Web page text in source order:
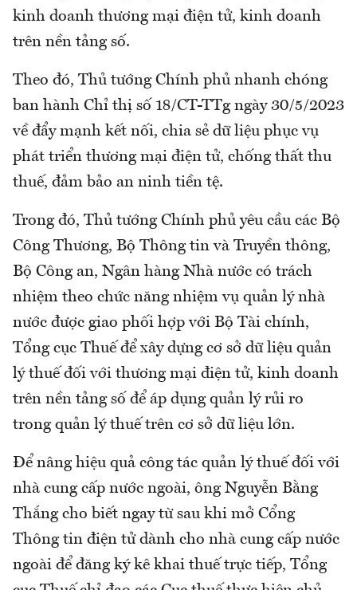
kinh doanh thương mại điện tử, kinh doanh
trên nền tảng số.
Theo đó, Thủ tướng Chính phủ nhanh chóng
ban hành Chỉ thị số 18/CT-TTg ngày 30/5/2023
về đẩy mạnh kết nối, chia sẻ dữ liệu phục vụ
phát triển thương mại điện tử, chống thất thu
thuế, đảm bảo an ninh tiền tệ.
Trong đó, Thủ tướng Chính phủ yêu cầu các Bộ
Công Thương, Bộ Thông tin và Truyền thông,
Bộ Công an, Ngân hàng Nhà nước có trách
nhiệm theo chức năng nhiệm vụ quản lý nhà
nước được giao phối hợp với Bộ Tài chính,
Tổng cục Thuế để xây dựng cơ sở dữ liệu quản
lý thuế đối với thương mại điện tử, kinh doanh
trên nền tảng số để áp dụng quản lý rủi ro
trong quản lý thuế trên cơ sở dữ liệu lớn.
Để nâng hiệu quả công tác quản lý thuế đối với
nhà cung cấp nước ngoài, ông Nguyễn Bằng
Thắng cho biết ngay từ sau khi mở Cổng
Thông tin điện tử dành cho nhà cung cấp nước
ngoài để đăng ký kê khai thuế trực tiếp, Tổng